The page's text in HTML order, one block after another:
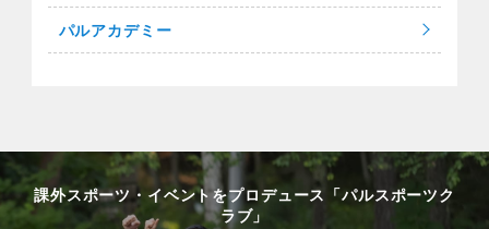
パルアカデミー
課外スポーツ・イベントをプロデュース「パルスポーツク
ラブ」